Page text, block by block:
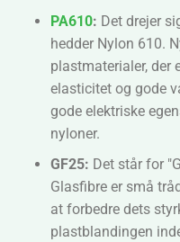
PA610: Det drejer
hedder Nylon 610.
plastmaterialer, der
elasticitet og gode
gode elektriske
nyloner.
GF25: Det står for
Glasfibre er små
at forbedre dets
plastblandingen